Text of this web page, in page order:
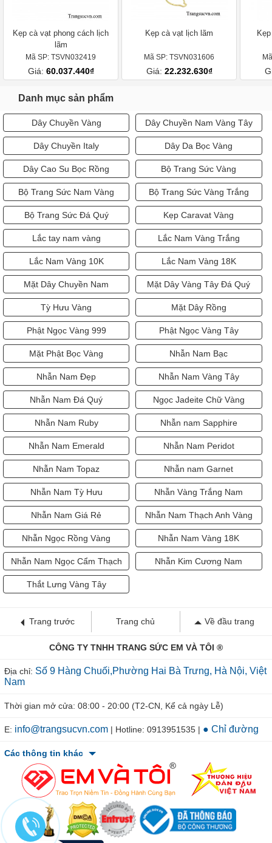
Kẹp cà vạt phong cách lịch
lãm
Mã SP: TSVN032419
Giá: 60.037.440₫
Kẹp cà vạt lịch lãm
Mã SP: TSVN031606
Giá: 22.232.630₫
Danh mục sản phẩm
Dây Chuyền Vàng Dây Chuyền Nam Vàng Tây
Dây Chuyền Italy Dây Da Bọc Vàng
Dây Cao Su Bọc Rồng Bộ Trang Sức Vàng
Bộ Trang Sức Nam Vàng Bộ Trang Sức Vàng Trắng
Bộ Trang Sức Đá Quý Kẹp Caravat Vàng
Lắc tay nam vàng Lắc Nam Vàng Trắng
Lắc Nam Vàng 10K Lắc Nam Vàng 18K
Mặt Dây Chuyền Nam Mặt Dây Vàng Tây Đá Quý
Tỳ Hưu Vàng Mặt Dây Rồng
Phật Ngọc Vàng 999 Phật Ngọc Vàng Tây
Mặt Phật Bọc Vàng Nhẫn Nam Bạc
Nhẫn Nam Đẹp Nhẫn Nam Vàng Tây
Nhẫn Nam Đá Quý Ngọc Jadeite Chữ Vàng
Nhẫn Nam Ruby Nhẫn nam Sapphire
Nhẫn Nam Emerald Nhẫn Nam Peridot
Nhẫn Nam Topaz Nhẫn nam Garnet
Nhẫn Nam Tỳ Hưu Nhẫn Vàng Trắng Nam
Nhẫn Nam Giá Rẻ Nhẫn Nam Thạch Anh Vàng
Nhẫn Ngọc Rồng Vàng Nhẫn Nam Vàng 18K
Nhẫn Nam Ngọc Cẩm Thạch Nhẫn Kim Cương Nam
Thắt Lưng Vàng Tây
Trang trước Trang chủ Về đầu trang
CÔNG TY TNHH TRANG SỨC EM VÀ TÔI ®
Địa chỉ: Số 9 Hàng Chuối,Phường Hai Bà Trưng, Hà Nội, Việt
Nam
Thời gian mở cửa: 08:00 - 20:00 (T2-CN, Kể cả ngày Lễ)
E: info@trangsucvn.com | Hotline: 0913951535 | ● Chỉ đường
Các thông tin khác